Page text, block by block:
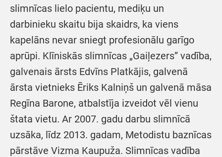
slimnīcas lielo pacientu, mediķu un
darbinieku skaitu bija skaidrs, ka viens
kapelāns nevar sniegt profesionālu garīgo
aprūpi. Klīniskās slimnīcas „Gaiļezers” vadība,
galvenais ārsts Edvīns Platkājis, galvenā
ārsta vietnieks Ēriks Kalniņš un galvenā māsa
Regīna Barone, atbalstīja izveidot vēl vienu
štata vietu. Ar 2007. gadu darbu slimnīcā
uzsāka, līdz 2013. gadam, Metodistu baznīcas
pārstāve Vizma Kaupuža. Slimnīcas vadība